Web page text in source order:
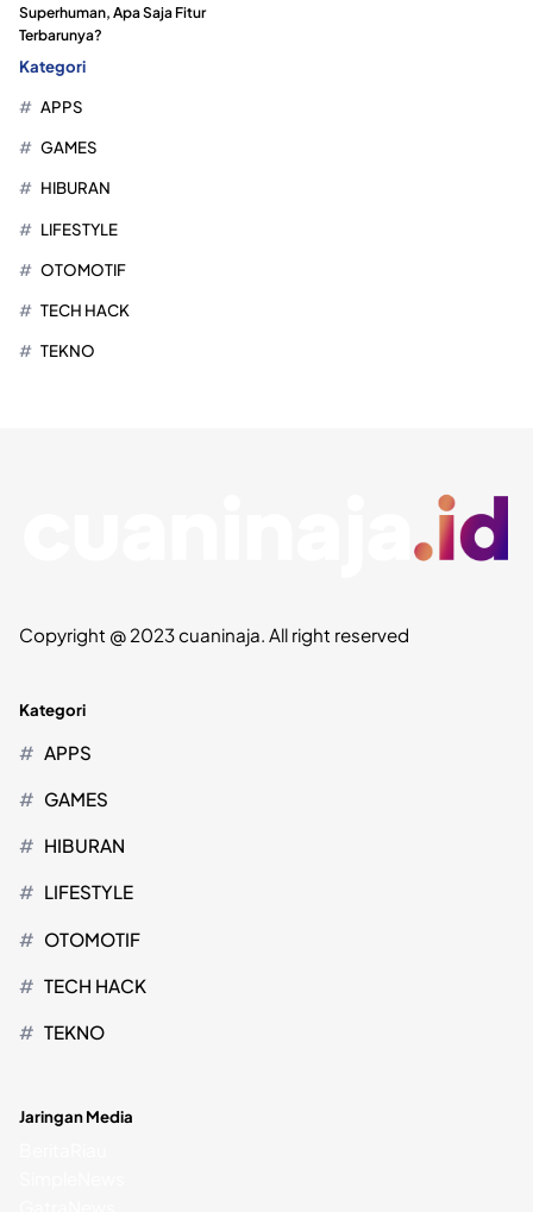
Superhuman, Apa Saja Fitur
Terbarunya?
Kategori
APPS
GAMES
HIBURAN
LIFESTYLE
OTOMOTIF
TECH HACK
TEKNO
Copyright @ 2023 cuaninaja. All right reserved
Kategori
APPS
GAMES
HIBURAN
LIFESTYLE
OTOMOTIF
TECH HACK
TEKNO
Jaringan Media